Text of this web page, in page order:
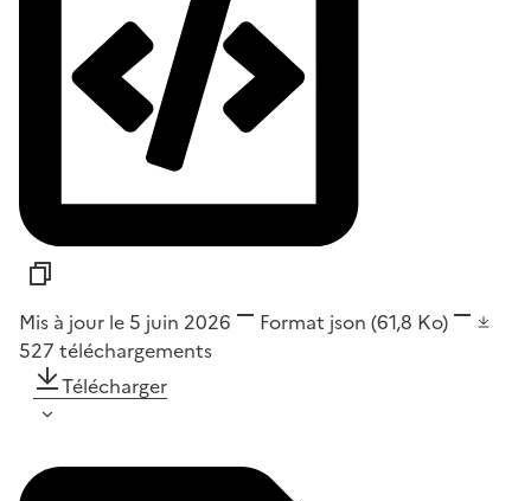
Mis à jour le 5 juin 2026 Format json (61,8 Ko)
527 téléchargements
Télécharger